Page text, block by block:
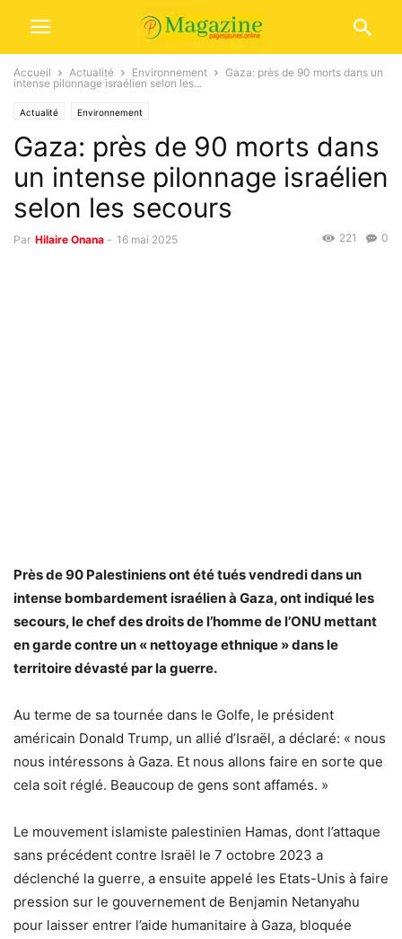
Accueil Actualité Environnement
Gaza: près de 90 morts dans un
intense pilonnage israélien selon les...
Actualité Environnement
Gaza: près de 90 morts dans
un intense pilonnage israélien
selon les secours
Par Hilaire Onana - 16 mai 2025 0
221
Près de 90 Palestiniens ont été tués vendredi dans un
intense bombardement israélien à Gaza, ont indiqué les
secours, le chef des droits de l’homme de l’ONU mettant
en garde contre un « nettoyage ethnique » dans le
territoire dévasté par la guerre.
Au terme de sa tournée dans le Golfe, le président
américain Donald Trump, un allié d’Israël, a déclaré: « nous
nous intéressons à Gaza. Et nous allons faire en sorte que
cela soit réglé. Beaucoup de gens sont affamés. »
Le mouvement islamiste palestinien Hamas, dont l’attaque
sans précédent contre Israël le 7 octobre 2023 a
déclenché la guerre, a ensuite appelé les Etats-Unis à faire
pression sur le gouvernement de Benjamin Netanyahu
pour laisser entrer l’aide humanitaire à Gaza, bloquée